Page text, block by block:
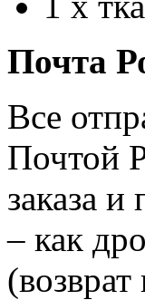
Почта
Все
Почтой
заказа
– как